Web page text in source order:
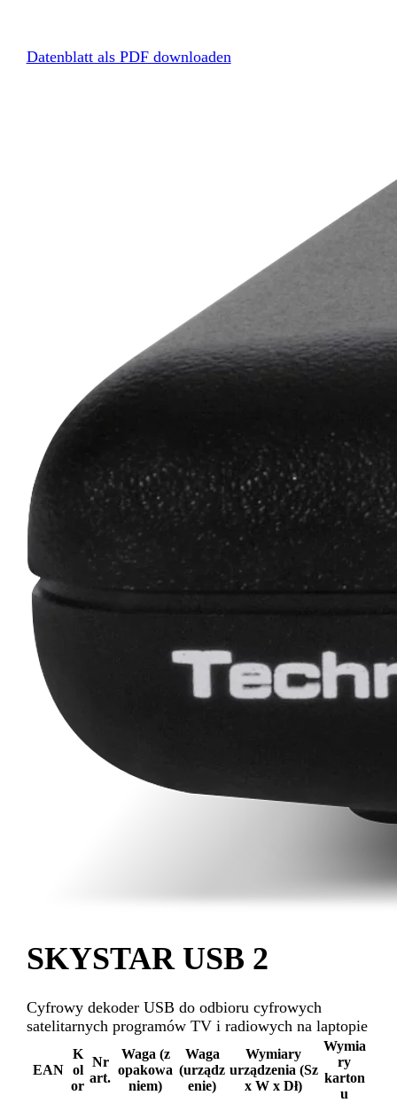
Datenblatt als PDF downloaden
SKYSTAR USB 2
Cyfrowy dekoder USB do odbioru cyfrowych
satelitarnych programów TV i radiowych na laptopie
EAN
K
ol
or
Nr
art.
Waga (z
opakowa
niem)
Waga
(urządz
enie)
Wymiary
urządzenia (Sz
x W x Dł)
Wymia
ry
karton
u